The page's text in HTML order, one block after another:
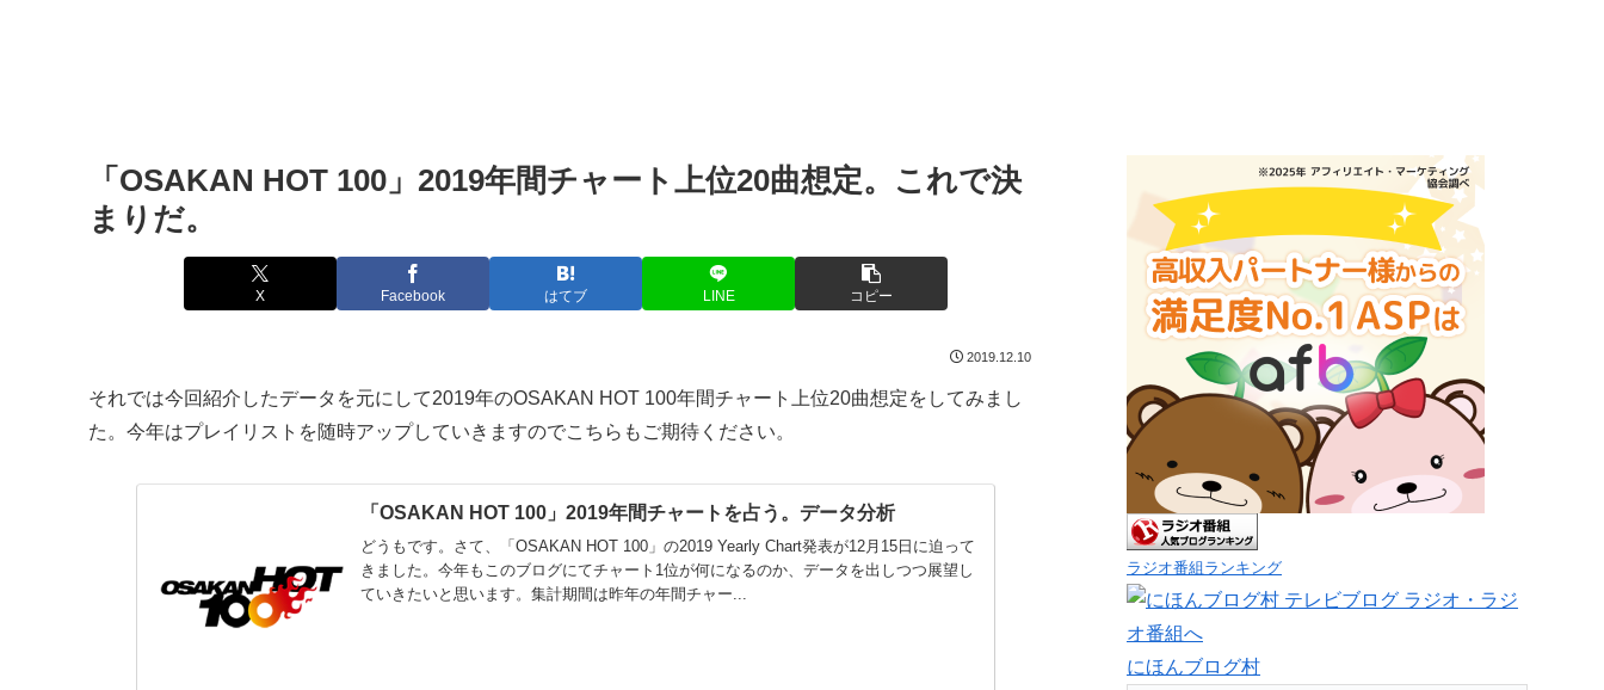
「OSAKAN HOT 100」2019年間チャート上位20曲想定。これで決
まりだ。
X Facebook はてブ LINE コピー
2019.12.10
それでは今回紹介したデータを元にして2019年のOSAKAN HOT 100年間チャート上位20曲想定をしてみまし
た。今年はプレイリストを随時アップしていきますのでこちらもご期待ください。
「OSAKAN HOT 100」2019年間チャートを占う。データ分析
どうもです。さて、「OSAKAN HOT 100」の2019 Yearly Chart発表が12月15日に迫って
きました。今年もこのブログにてチャート1位が何になるのか、データを出しつつ展望し
ていきたいと思います。集計期間は昨年の年間チャー...
ラジオ番組ランキング
にほんブログ村